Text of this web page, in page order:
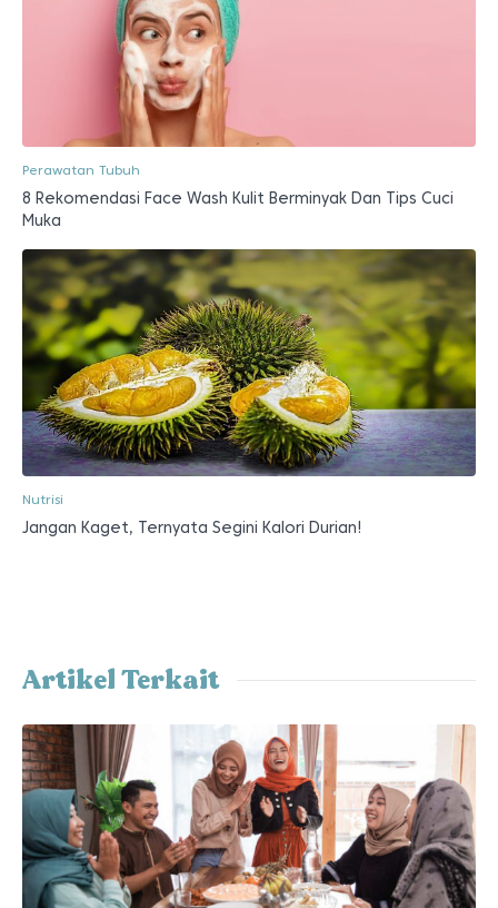
Perawatan Tubuh
8 Rekomendasi Face Wash Kulit Berminyak Dan Tips Cuci
Muka
Nutrisi
Jangan Kaget, Ternyata Segini Kalori Durian!
Artikel Terkait